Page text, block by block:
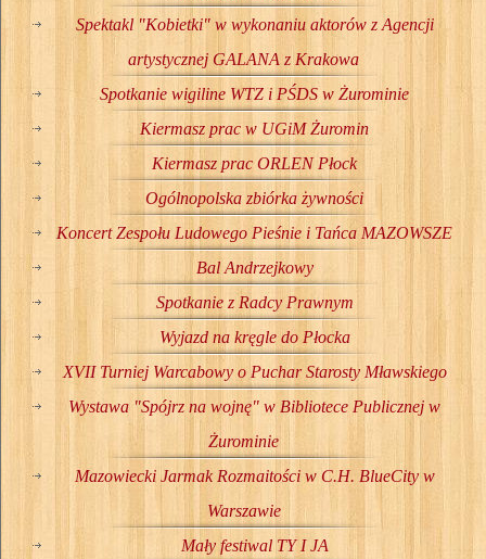
Spektakl "Kobietki" w wykonaniu aktorów z Agencji
artystycznej GALANA z Krakowa
Spotkanie wigiline WTZ i PŚDS w Żurominie
Kiermasz prac w UGiM Żuromin
Kiermasz prac ORLEN Płock
Ogólnopolska zbiórka żywności
Koncert Zespołu Ludowego Pieśnie i Tańca MAZOWSZE
Bal Andrzejkowy
Spotkanie z Radcy Prawnym
Wyjazd na kręgle do Płocka
XVII Turniej Warcabowy o Puchar Starosty Mławskiego
Wystawa "Spójrz na wojnę" w Bibliotece Publicznej w
Żurominie
Mazowiecki Jarmak Rozmaitości w C.H. BlueCity w
Warszawie
Mały festiwal TY I JA